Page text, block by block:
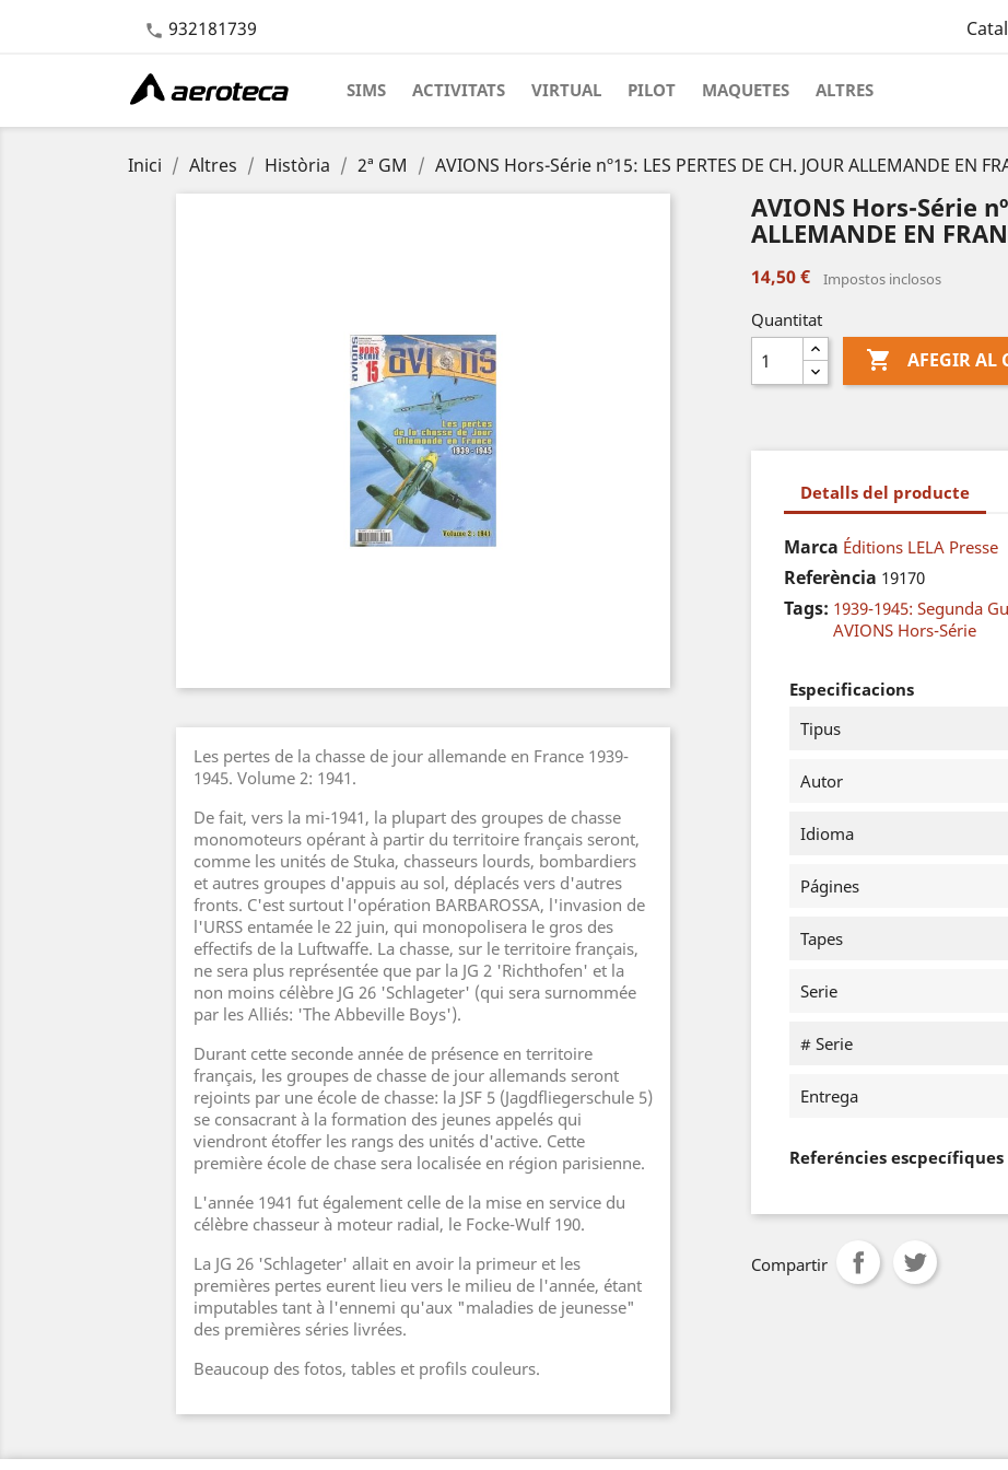
 932181739
SIMS ACTIVITATS VIRTUAL PILOT MAQUETES ALTRES
Inici Altres Història 2ª GM AVIONS Hors-Série nº15: LES PERTES DE CH. JOUR ALLEMANDE EN
Les pertes de la chasse de jour allemande en France 1939-
1945. Volume 2: 1941.
De fait, vers la mi-1941, la plupart des groupes de chasse
monomoteurs opérant à partir du territoire français seront,
comme les unités de Stuka, chasseurs lourds, bombardiers
et autres groupes d'appuis au sol, déplacés vers d'autres
fronts. C'est surtout l'opération BARBAROSSA, l'invasion de
l'URSS entamée le 22 juin, qui monopolisera le gros des
effectifs de la Luftwaffe. La chasse, sur le territoire français,
ne sera plus représentée que par la JG 2 'Richthofen' et la
non moins célèbre JG 26 'Schlageter' (qui sera surnommée
par les Alliés: 'The Abbeville Boys').
Durant cette seconde année de présence en territoire
français, les groupes de chasse de jour allemands seront
rejoints par une école de chasse: la JSF 5 (Jagdfliegerschule 5)
se consacrant à la formation des jeunes appelés qui
viendront étoffer les rangs des unités d'active. Cette
première école de chase sera localisée en région parisienne.
L'année 1941 fut également celle de la mise en service du
célèbre chasseur à moteur radial, le Focke-Wulf 190.
La JG 26 'Schlageter' allait en avoir la primeur et les
premières pertes eurent lieu vers le milieu de l'année, étant
imputables tant à l'ennemi qu'aux "maladies de jeunesse"
des premières séries livrées.
Beaucoup des fotos, tables et profils couleurs.
AVIONS Hors-Série
ALLEMANDE EN
14,50 € Impostos inclosos
Quantitat
 AFEGIR AL
Detalls del producte
Marca Éditions LELA Presse
Referència 19170
Tags: 1939-1945: Segunda
AVIONS Hors-Série
Especificacions
Tipus
Autor
Idioma
Págines
Tapes
Serie
# Serie
Entrega
Referéncies escpecífiques
Compartir